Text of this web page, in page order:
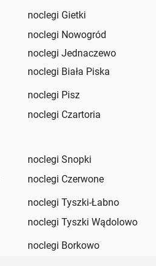
noclegi Gietki
noclegi Nowogród
noclegi Jednaczewo
noclegi Biała Piska
noclegi Pisz
noclegi Czartoria
noclegi Snopki
noclegi Czerwone
noclegi Tyszki-Łabno
noclegi Tyszki Wądolowo
noclegi Borkowo